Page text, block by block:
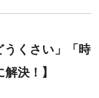
うくさい」「時
決！】